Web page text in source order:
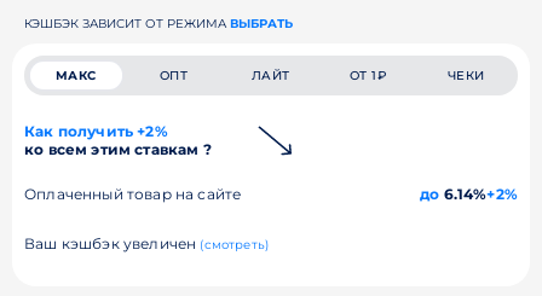
КЭШБЭК ЗАВИСИТ ОТ РЕЖИМА ВЫБРАТЬ
МАКС ОПТ ЛАЙТ ОТ 1₽ ЧЕКИ
Как получить +2%
ко всем этим ставкам ?
Оплаченный товар на сайте до 6.14%+2%
Ваш кэшбэк увеличен (смотреть)